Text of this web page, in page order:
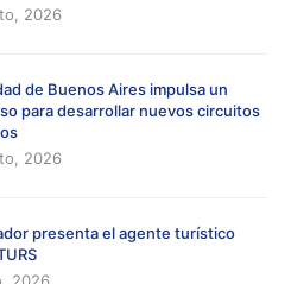
2026
de Buenos Aires impulsa un
para desarrollar nuevos circuitos
2026
presenta el agente turístico